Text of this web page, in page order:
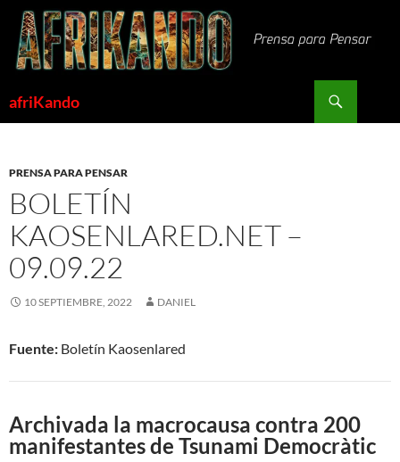
Saltar
contenido
afriKando
PRENSA PARA PENSAR
BOLETÍN
KAOSENLARED.NET –
09.09.22
10 SEPTIEMBRE, 2022 DANIEL
Fuente: Boletín Kaosenlared
Archivada la macrocausa contra 200
manifestantes de Tsunami Democràtic